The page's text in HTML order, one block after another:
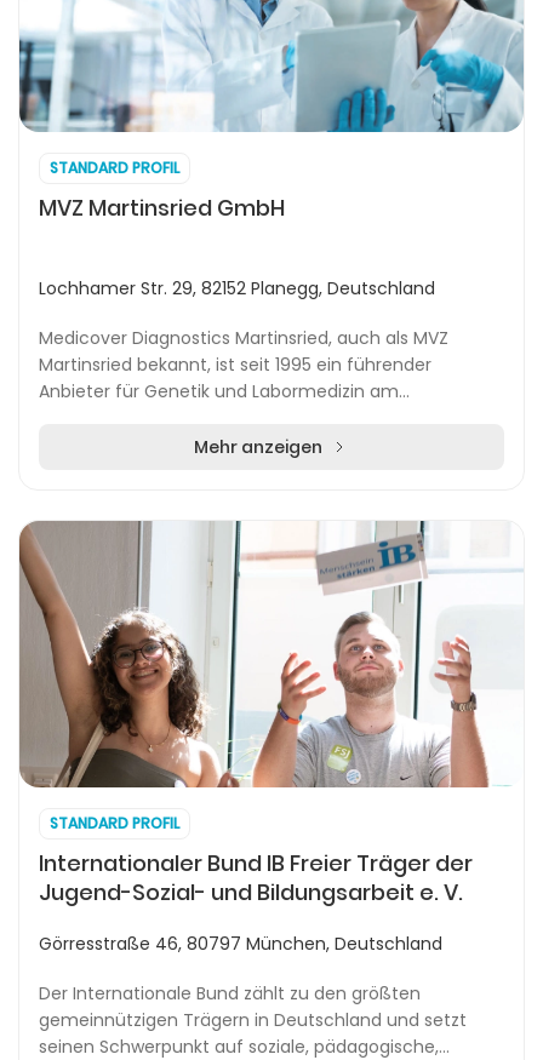
STANDARD PROFIL
MVZ Martinsried GmbH
Lochhamer Str. 29, 82152 Planegg, Deutschland
Medicover Diagnostics Martinsried, auch als MVZ
Martinsried bekannt, ist seit 1995 ein führender
Anbieter für Genetik und Labormedizin am
Mehr anzeigen
STANDARD PROFIL
Internationaler Bund IB Freier Träger der
Jugend-Sozial- und Bildungsarbeit e. V.
Görresstraße 46, 80797 München, Deutschland
Der Internationale Bund zählt zu den größten
gemeinnützigen Trägern in Deutschland und setzt
seinen Schwerpunkt auf soziale, pädagogische,